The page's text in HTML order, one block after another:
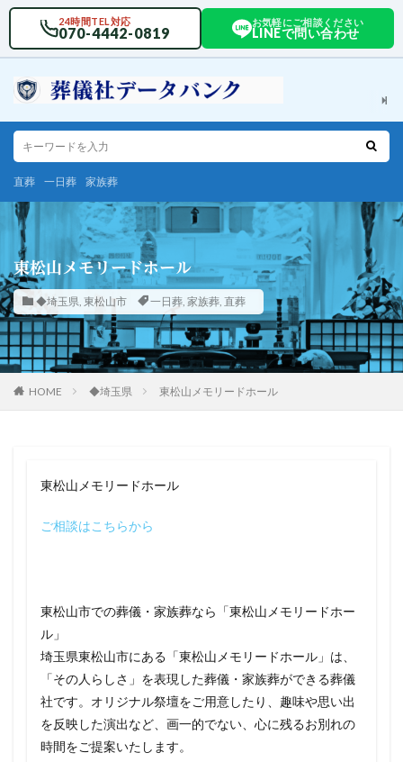
24時間TEL対応
070-4442-0819
お気軽にご相談ください
LINEで問い合わせ
直葬 一日葬 家族葬
東松山メモリードホール
◆埼玉県, 東松山市 一日葬, 家族葬, 直葬
HOME ◆埼玉県 東松山メモリードホール
東松山メモリードホール
ご相談はこちらから
東松山市での葬儀・家族葬なら「東松山メモリードホー
ル」
埼玉県東松山市にある「東松山メモリードホール」は、
「その人らしさ」を表現した葬儀・家族葬ができる葬儀
社です。オリジナル祭壇をご用意したり、趣味や思い出
を反映した演出など、画一的でない、心に残るお別れの
時間をご提案いたします。